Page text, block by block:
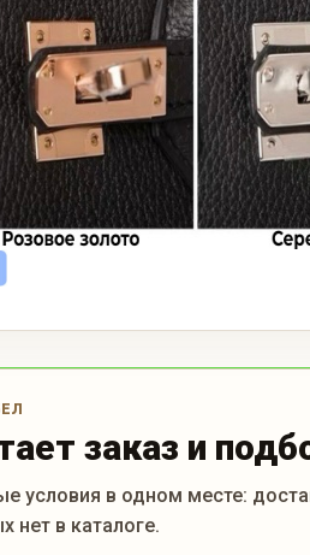
заказ и
условия в одном месте:
нет в каталоге.